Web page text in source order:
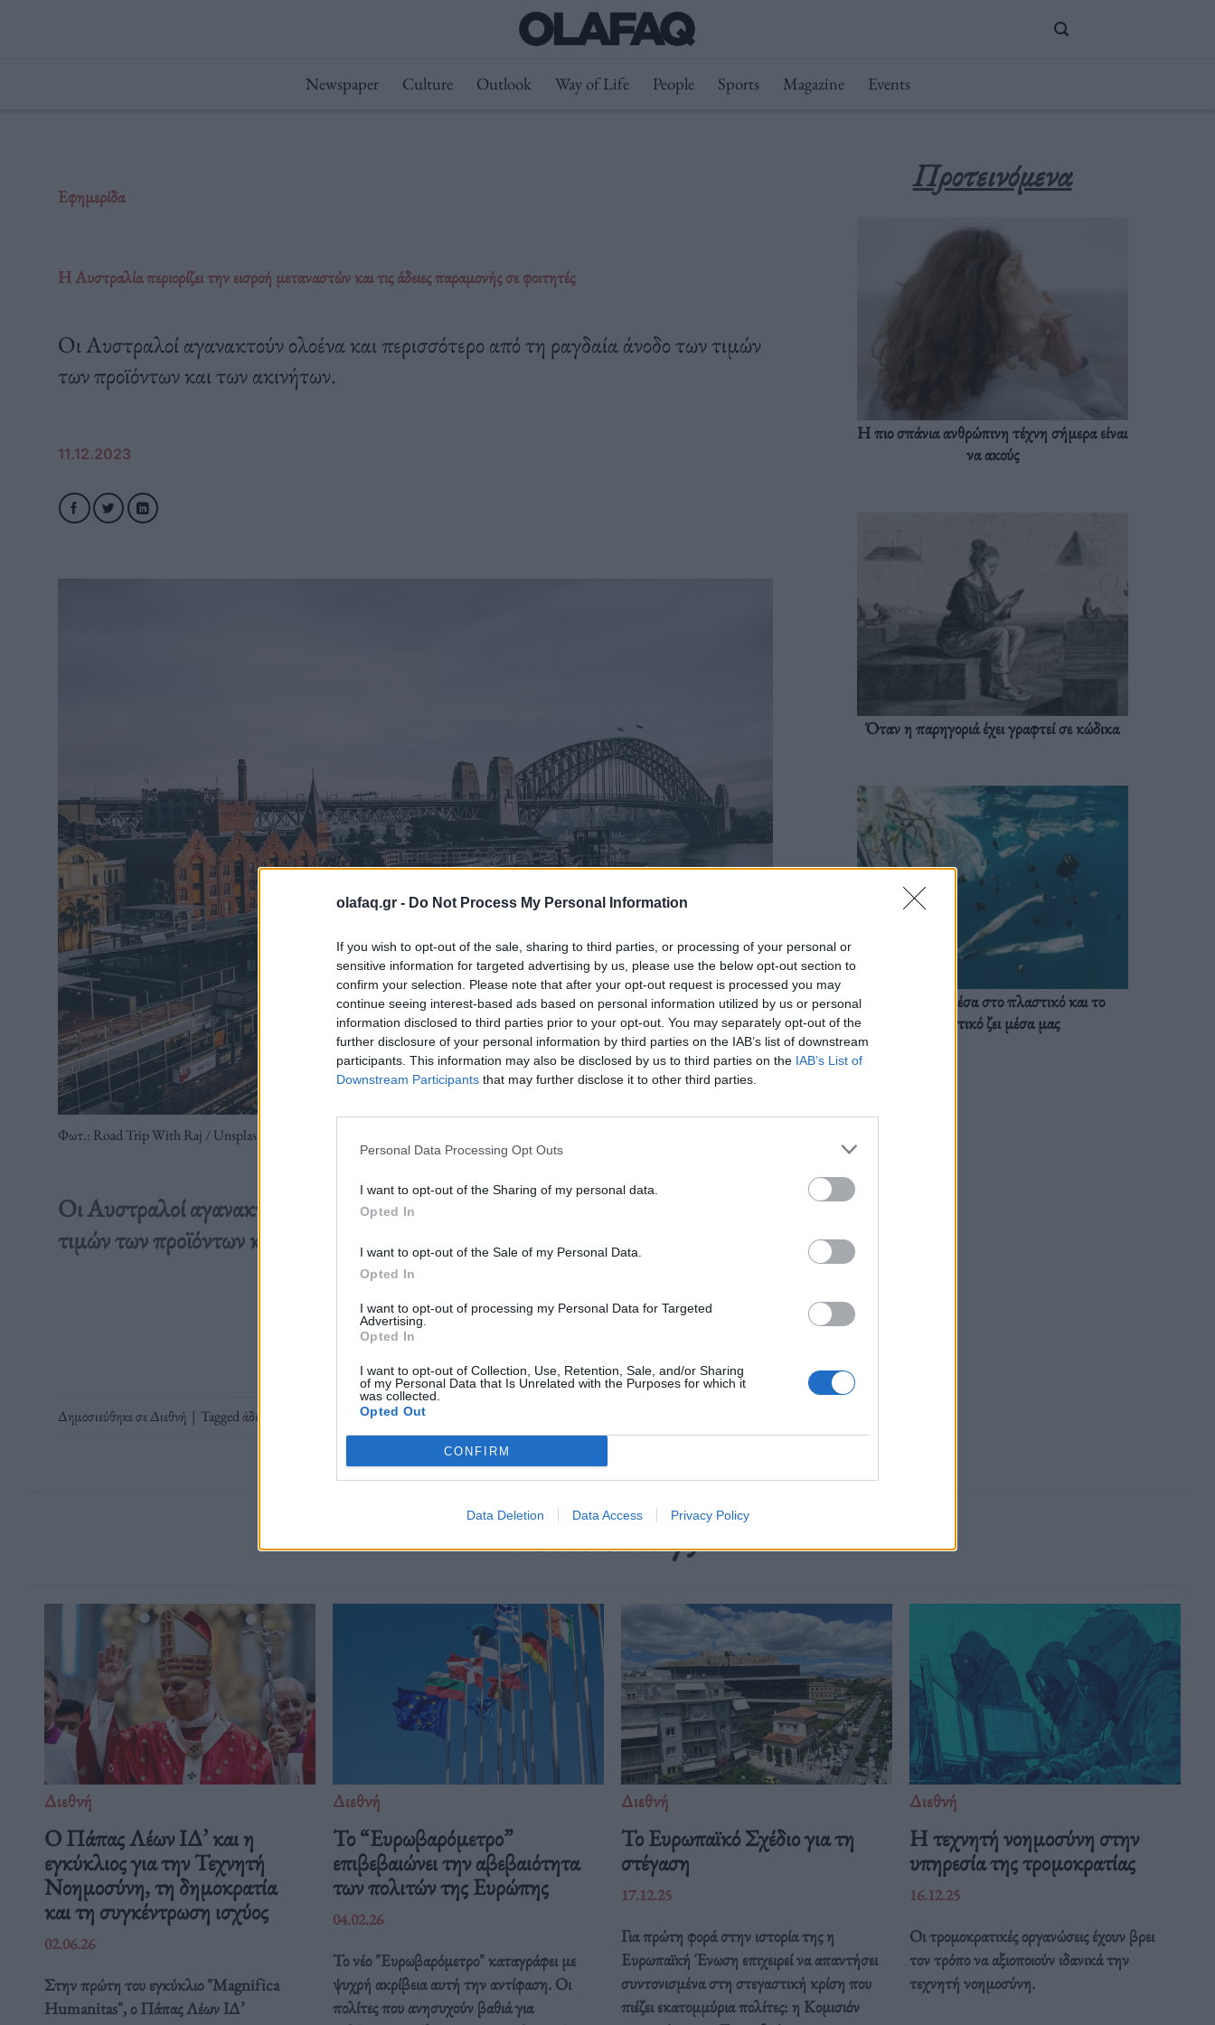
olafaq.gr - Do Not Process My Personal Information
If you wish to opt-out of the sale, sharing to third parties, or processing of your personal or
sensitive information for targeted advertising by us, please use the below opt-out section to
confirm your selection. Please note that after your opt-out request is processed you may
continue seeing interest-based ads based on personal information utilized by us or personal
information disclosed to third parties prior to your opt-out. You may separately opt-out of the
further disclosure of your personal information by third parties on the IAB’s list of downstream
participants. This information may also be disclosed by us to third parties on the IAB’s List of
Downstream Participants that may further disclose it to other third parties.
Personal Data Processing Opt Outs
I want to opt-out of the Sharing of my personal data.
Opted In
I want to opt-out of the Sale of my Personal Data.
Opted In
I want to opt-out of processing my Personal Data for Targeted
Advertising.
Opted In
I want to opt-out of Collection, Use, Retention, Sale, and/or Sharing
of my Personal Data that Is Unrelated with the Purposes for which it
was collected.
Opted Out
CONFIRM
Data Deletion Data Access Privacy Policy
Newspaper Culture Outlook Way of Life People Sports Magazine Events
Εφημερίδα
Η Αυστραλία περιορίζει την εισροή μεταναστών και τις άδειες παραμονής σε φοιτητές
Οι Αυστραλοί αγανακτούν ολοένα και περισσότερο από τη ραγδαία άνοδο των τιμών
των προϊόντων και των ακινήτων.
11.12.2023
Φωτ.: Road Trip With Raj / Unsplash
Οι Αυστραλοί αγανακτούν ολοένα και περισσότερο από τη ραγδαία άνοδο των
τιμών των προϊόντων και των ακινήτων.
Διαβάστε περισσότερα→
Δημοσιεύθηκε σεΔιεθνή | Taggedάδειες παραμονής Ακρίβεια,Αυστραλία
Προτεινόμενα
Η πιο σπάνια ανθρώπινη τέχνη σήμερα είναι
να ακούς
Όταν η παρηγοριά έχει γραφτεί σε κώδικα
Ζούμε ήδη μέσα στο πλαστικό και το
πλαστικό ζει μέσα μας
Δείτε επίσης
Διεθνή
Ο Πάπας Λέων ΙΔ’ και η
εγκύκλιος για την Τεχνητή
Νοημοσύνη, τη δημοκρατία
και τη συγκέντρωση ισχύος
02.06.26
Στην πρώτη του εγκύκλιο "Magnifica
Humanitas", ο Πάπας Λέων ΙΔ’
Διεθνή
Το “Ευρωβαρόμετρο”
επιβεβαιώνει την αβεβαιότητα
των πολιτών της Ευρώπης
04.02.26
Το νέο "Ευρωβαρόμετρο" καταγράφει με
ψυχρή ακρίβεια αυτή την αντίφαση. Oι
πολίτες που ανησυχούν βαθιά για
Διεθνή
Το Ευρωπαϊκό Σχέδιο για τη
στέγαση
17.12.25
Για πρώτη φορά στην ιστορία της η
Ευρωπαϊκή Ένωση επιχειρεί να απαντήσει
συντονισμένα στη στεγαστική κρίση που
πιέζει εκατομμύρια πολίτες: η Κομισιόν
Διεθνή
Η τεχνητή νοημοσύνη στην
υπηρεσία της τρομοκρατίας
16.12.25
Οι τρομοκρατικές οργανώσεις έχουν βρει
τον τρόπο να αξιοποιούν ιδανικά την
τεχνητή νοημοσύνη.